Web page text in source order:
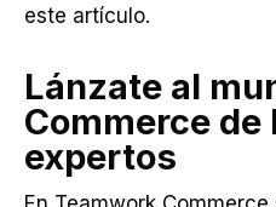
este artículo.
Lánzate al
Commerce de
expertos